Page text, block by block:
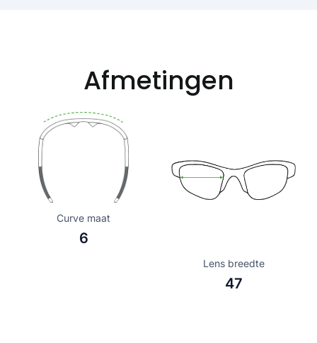
Afmetingen
Curve maat
6
Lens breedte
47